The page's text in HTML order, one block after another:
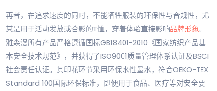
再者，在追求速度的同时，不能牺牲服装的环保性与合规性，尤
其是用于活动发放或合影的T恤，穿着体验直接影响品牌形象。
雅森漫所有产品严格遵循国标GB18401-2010《国家纺织产品基
本安全技术规范》，并获得了ISO9001质量管理体系认证及BSCI
社会责任认证。其印花环节采用环保水性墨水，符合OEKO-TEX
Standard 100国际环保标准，即便用于食品、医疗等对安全要